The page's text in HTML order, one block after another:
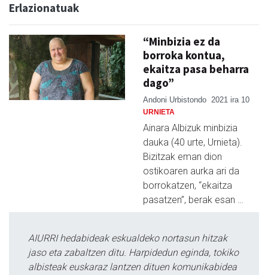
Erlazionatuak
“Minbizia ez da
borroka kontua,
ekaitza pasa beharra
dago”
Andoni Urbistondo 2021 ira 10
URNIETA
Ainara Albizuk minbizia
dauka (40 urte, Urnieta).
Bizitzak eman dion
ostikoaren aurka ari da
borrokatzen, “ekaitza
pasatzen”, berak esan …
AIURRI hedabideak eskualdeko nortasun hitzak
jaso eta zabaltzen ditu. Harpidedun eginda, tokiko
albisteak euskaraz lantzen dituen komunikabidea